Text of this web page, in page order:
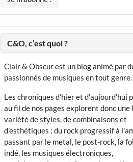
C&O, c’est quoi ?
Clair & Obscur est un blog animé par
passionnés de musiques en tout genre.
Les chroniques d’hier et d’aujourd’hui
au fil de nos pages explorent donc une
variété de styles, de combinaisons et
d’esthétiques : du rock progressif à
passant par le metal, le post-rock, la
indé, les musiques électroniques,